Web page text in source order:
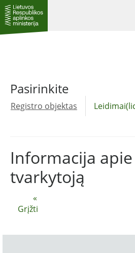
Pasirinkite
Registro objektas
«
Grįžti
Informacija
tvarkytoją